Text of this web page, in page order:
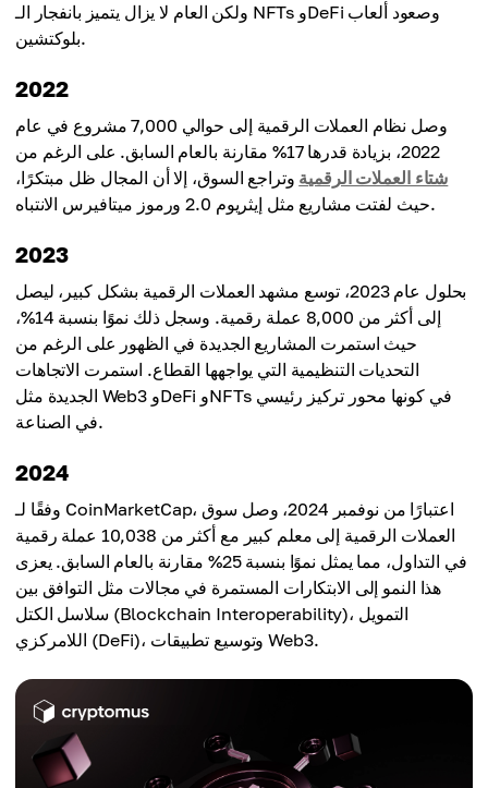
ولكن العام لا يزال يتميز بانفجار الـ NFTs وDeFi وصعود ألعاب
بلوكتشين.
2022
وصل نظام العملات الرقمية إلى حوالي 7,000 مشروع في عام
2022، بزيادة قدرها 17% مقارنة بالعام السابق. على الرغم من
شتاء العملات الرقمية وتراجع السوق، إلا أن المجال ظل مبتكرًا،
حيث لفتت مشاريع مثل إيثريوم 2.0 ورموز ميتافيرس الانتباه.
2023
بحلول عام 2023، توسع مشهد العملات الرقمية بشكل كبير، ليصل
إلى أكثر من 8,000 عملة رقمية. وسجل ذلك نموًا بنسبة 14%،
حيث استمرت المشاريع الجديدة في الظهور على الرغم من
التحديات التنظيمية التي يواجهها القطاع. استمرت الاتجاهات
الجديدة مثل Web3 وDeFi وNFTs في كونها محور تركيز رئيسي
في الصناعة.
2024
وفقًا لـ CoinMarketCap، اعتبارًا من نوفمبر 2024، وصل سوق
العملات الرقمية إلى معلم كبير مع أكثر من 10,038 عملة رقمية
في التداول، مما يمثل نموًا بنسبة 25% مقارنة بالعام السابق. يعزى
هذا النمو إلى الابتكارات المستمرة في مجالات مثل التوافق بين
سلاسل الكتل (Blockchain Interoperability)، التمويل
اللامركزي (DeFi)، وتوسيع تطبيقات Web3.